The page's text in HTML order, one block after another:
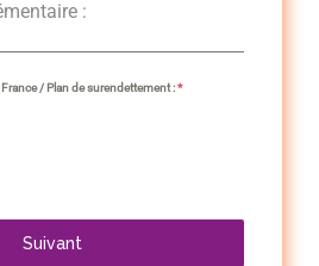
:
/ Plan de surendettement :*
Suivant